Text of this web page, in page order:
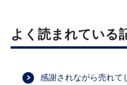
よく読まれている
感謝されながら売れて